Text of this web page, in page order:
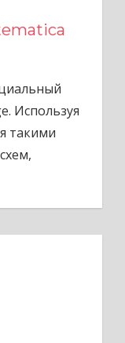
Используя
такими